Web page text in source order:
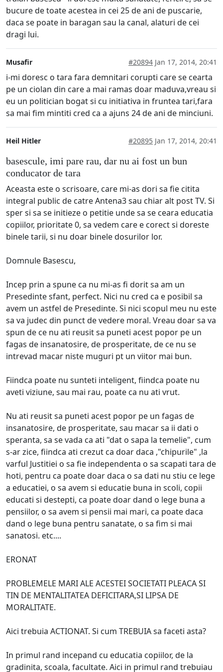
bucure de toate acestea in cei 25 de ani de puscarie,
daca se poate in baragan sau la canal, alaturi de cei
dragi lui.
Musafir #20894 Jan 17, 2014, 20:41
i-mi doresc o tara fara demnitari corupti care se cearta
pe un ciolan din care a mai ramas doar maduva,vreau si
eu un politician bogat si cu initiativa in fruntea tari,fara
sa mai fim mintiti cred ca a ajuns 24 de ani de minciuni.
Heil Hitler #20895 Jan 17, 2014, 20:41
basescule, imi pare rau, dar nu ai fost un bun
conducator de tara
Aceasta este o scrisoare, care mi-as dori sa fie citita
integral public de catre Antena3 sau chiar alt post TV. Si
sper si sa se initieze o petitie unde sa se ceara educatia
copiilor, prioritate 0, sa vedem care e corect si doreste
binele tarii, si nu doar binele dosurilor lor.
Domnule Basescu,
Incep prin a spune ca nu mi-as fi dorit sa am un
Presedinte sfant, perfect. Nici nu cred ca e posibil sa
avem un astfel de Presedinte. Si nici scopul meu nu este
sa va judec din punct de vedere moral. Vreau doar sa va
spun de ce nu ati reusit sa puneti acest popor pe un
fagas de insanatosire, de prosperitate, de ce nu se
intrevad macar niste muguri pt un viitor mai bun.
Fiindca poate nu sunteti inteligent, fiindca poate nu
aveti viziune, sau mai rau, poate ca nu ati vrut.
Nu ati reusit sa puneti acest popor pe un fagas de
insanatosire, de prosperitate, sau macar sa ii dati o
speranta, sa se vada ca ati "dat o sapa la temelie", cum
s-ar zice, fiindca ati crezut ca doar daca ,"chipurile" ,la
varful Justitiei o sa fie independenta o sa scapati tara de
hoti, pentru ca poate doar daca o sa dati nu stiu ce lege
a educatiei, o sa avem si educatie buna in scoli, copii
educati si destepti, ca poate doar dand o lege buna a
pensiilor, o sa avem si pensii mai mari, ca poate daca
dand o lege buna pentru sanatate, o sa fim si mai
sanatosi. etc....
ERONAT
PROBLEMELE MARI ALE ACESTEI SOCIETATI PLEACA SI
TIN DE MENTALITATEA DEFICITARA,SI LIPSA DE
MORALITATE.
Aici trebuia ACTIONAT. Si cum TREBUIA sa faceti asta?
In primul rand incepand cu educatia copiilor, de la
gradinita, scoala, facultate. Aici in primul rand trebuiau